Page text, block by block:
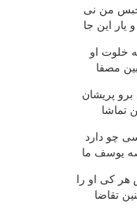
من نی
این جا
خلوت او
مصفا
پریشان
تماشا
چو دارد
یوسف ما
كی او را
تقاضا